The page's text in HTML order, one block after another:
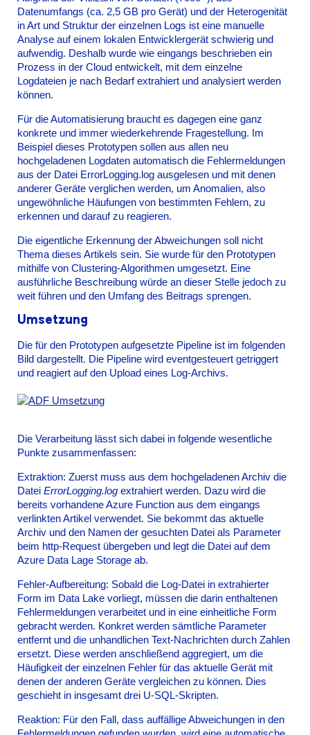
Datenumfangs (ca. 2,5 GB pro Gerät) und der Heterogenität
in Art und Struktur der einzelnen Logs ist eine manuelle
Analyse auf einem lokalen Entwicklergerät schwierig und
aufwendig. Deshalb wurde wie eingangs beschrieben ein
Prozess in der Cloud entwickelt, mit dem einzelne
Logdateien je nach Bedarf extrahiert und analysiert werden
können.
Für die Automatisierung braucht es dagegen eine ganz
konkrete und immer wiederkehrende Fragestellung. Im
Beispiel dieses Prototypen sollen aus allen neu
hochgeladenen Logdaten automatisch die Fehlermeldungen
aus der Datei ErrorLogging.log ausgelesen und mit denen
anderer Geräte verglichen werden, um Anomalien, also
ungewöhnliche Häufungen von bestimmten Fehlern, zu
erkennen und darauf zu reagieren.
Die eigentliche Erkennung der Abweichungen soll nicht
Thema dieses Artikels sein. Sie wurde für den Prototypen
mithilfe von Clustering-Algorithmen umgesetzt. Eine
ausführliche Beschreibung würde an dieser Stelle jedoch zu
weit führen und den Umfang des Beitrags sprengen.
Umsetzung
Die für den Prototypen aufgesetzte Pipeline ist im folgenden
Bild dargestellt. Die Pipeline wird eventgesteuert getriggert
und reagiert auf den Upload eines Log-Archivs.
Die Verarbeitung lässt sich dabei in folgende wesentliche
Punkte zusammenfassen:
Extraktion: Zuerst muss aus dem hochgeladenen Archiv die
Datei ErrorLogging.log extrahiert werden. Dazu wird die
bereits vorhandene Azure Function aus dem eingangs
verlinkten Artikel verwendet. Sie bekommt das aktuelle
Archiv und den Namen der gesuchten Datei als Parameter
beim http-Request übergeben und legt die Datei auf dem
Azure Data Lage Storage ab.
Fehler-Aufbereitung: Sobald die Log-Datei in extrahierter
Form im Data Lake vorliegt, müssen die darin enthaltenen
Fehlermeldungen verarbeitet und in eine einheitliche Form
gebracht werden. Konkret werden sämtliche Parameter
entfernt und die unhandlichen Text-Nachrichten durch Zahlen
ersetzt. Diese werden anschließend aggregiert, um die
Häufigkeit der einzelnen Fehler für das aktuelle Gerät mit
denen der anderen Geräte vergleichen zu können. Dies
geschieht in insgesamt drei U-SQL-Skripten.
Reaktion: Für den Fall, dass auffällige Abweichungen in den